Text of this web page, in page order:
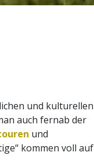
und kulturellen
auch fernab der
und
kommen voll auf